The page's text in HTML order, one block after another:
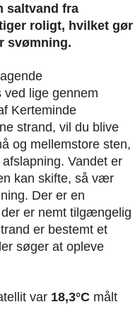
saltvand fra
roligt, hvilket gør
svømning.
ved lige gennem
Kerteminde
strand, vil du blive
og mellemstore sten,
Vandet er
kan skifte, så vær
Der er en
er nemt tilgængelig
er bestemt et
søger at opleve
var 18,3°C målt